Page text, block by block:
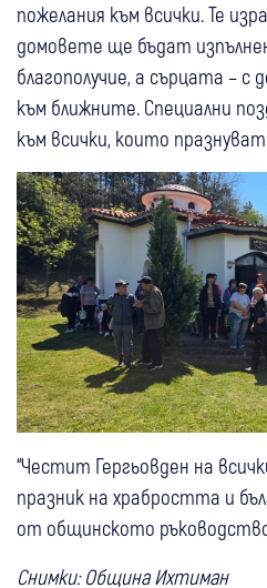
пожелания към всички. Те
домовете ще бъдат
благополучие, а сърцата –
към ближните. Специални
към всички, които
“Честит Гергьовден на
празник на храбростта и
от общинското
Снимки: Община Ихтиман